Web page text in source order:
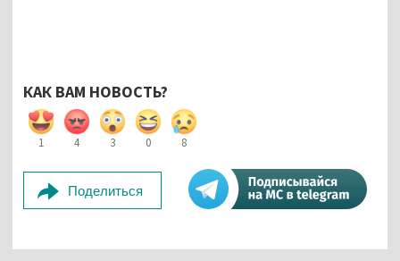
КАК ВАМ НОВОСТЬ?
1 4 3 0 8
Поделиться